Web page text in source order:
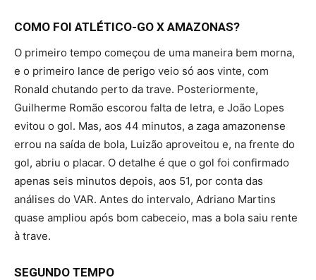
COMO FOI ATLÉTICO-GO X AMAZONAS?
O primeiro tempo começou de uma maneira bem morna,
e o primeiro lance de perigo veio só aos vinte, com
Ronald chutando perto da trave. Posteriormente,
Guilherme Romão escorou falta de letra, e João Lopes
evitou o gol. Mas, aos 44 minutos, a zaga amazonense
errou na saída de bola, Luizão aproveitou e, na frente do
gol, abriu o placar. O detalhe é que o gol foi confirmado
apenas seis minutos depois, aos 51, por conta das
análises do VAR. Antes do intervalo, Adriano Martins
quase ampliou após bom cabeceio, mas a bola saiu rente
à trave.
SEGUNDO TEMPO